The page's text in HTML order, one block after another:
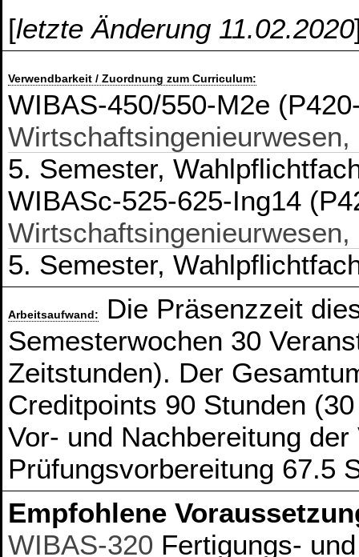
[letzte Änderung 11.02.2020
Verwendbarkeit / Zuordnung zum Curriculum:
WIBAS-450/550-M2e
5. Semester,
WIBASc-525-625-Ing14
5. Semester,
Arbeitsaufwand:
Die Präsenzzeit
Semesterwochen 30
Zeitstunden). Der
Creditpoints 90 Stunden
Vor- und Nachbereitung
Prüfungsvorbereitung 67.5
Empfohlene
WIBAS-320 Fertigungs-